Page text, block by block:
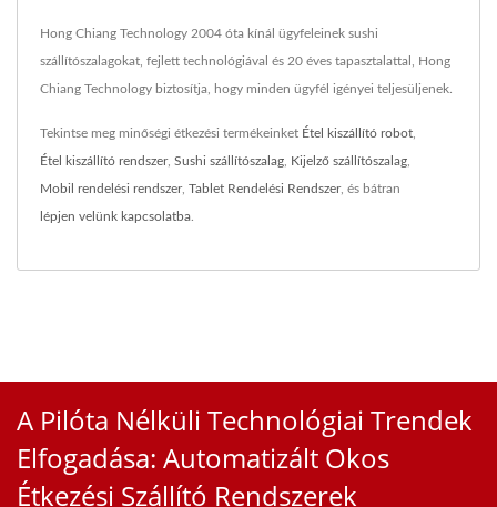
Hong Chiang Technology 2004 óta kínál ügyfeleinek sushi
szállítószalagokat, fejlett technológiával és 20 éves tapasztalattal, Hong
Chiang Technology biztosítja, hogy minden ügyfél igényei teljesüljenek.
Tekintse meg minőségi étkezési termékeinket Étel kiszállító robot,
Étel kiszállító rendszer, Sushi szállítószalag, Kijelző szállítószalag,
Mobil rendelési rendszer, Tablet Rendelési Rendszer, és bátran
lépjen velünk kapcsolatba.
A Pilóta Nélküli Technológiai Trendek
Elfogadása: Automatizált Okos
Étkezési Szállító Rendszerek